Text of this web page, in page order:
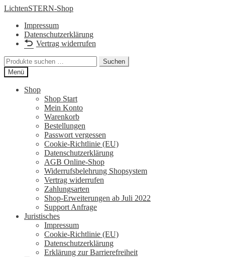
Zur
springen
Zum
springen
LichtenSTERN-Shop
Impressum
Datenschutzerklärung
Vertrag widerrufen
Suchen
nach:
Suchen
Menü
Shop
Shop Start
Mein Konto
Warenkorb
Bestellungen
Passwort vergessen
Cookie-Richtlinie (EU)
Datenschutzerklärung
AGB Online-Shop
Widerrufsbelehrung Shopsystem
Vertrag widerrufen
Zahlungsarten
Shop-Erweiterungen ab Juli 2022
Support Anfrage
Juristisches
Impressum
Cookie-Richtlinie (EU)
Datenschutzerklärung
Erklärung zur Barrierefreiheit